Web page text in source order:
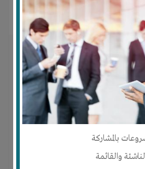
بالمشاركة
والقائمة